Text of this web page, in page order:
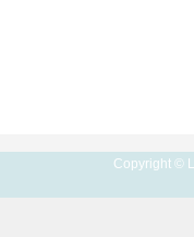
Copyright ©